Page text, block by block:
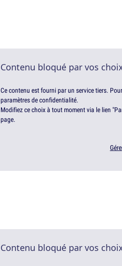
Contenu bloqué par vos
Ce contenu est fourni par un service tiers.
paramètres de confidentialité.
Modifiez ce choix à tout moment via le lien
page.
Contenu bloqué par vos